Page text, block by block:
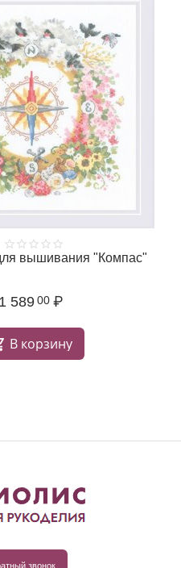
"Компас"
00 ₽
звонок